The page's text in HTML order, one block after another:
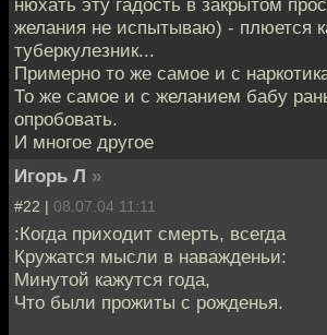
желания не испытываю) - плюется
туберкулезник...
Примерно то же самое и с
То же самое и с желанием бабу
опробовать.
И многое другое
Игорь Л »
#22 | 08.07.04 11:11
:Когда приходит смерть, всегда
Кружатся мысли в наважденьи:
Минутой кажутся года,
Что были прожиты с рожденья.